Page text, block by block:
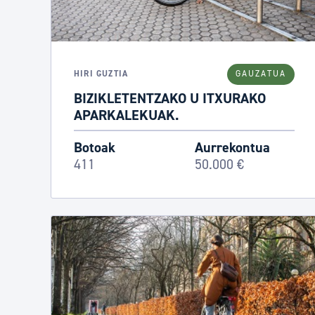
HIRI GUZTIA GAUZATUA
BIZIKLETENTZAKO U ITXURAKO
APARKALEKUAK.
Botoak
411
Aurrekontua
50.000 €